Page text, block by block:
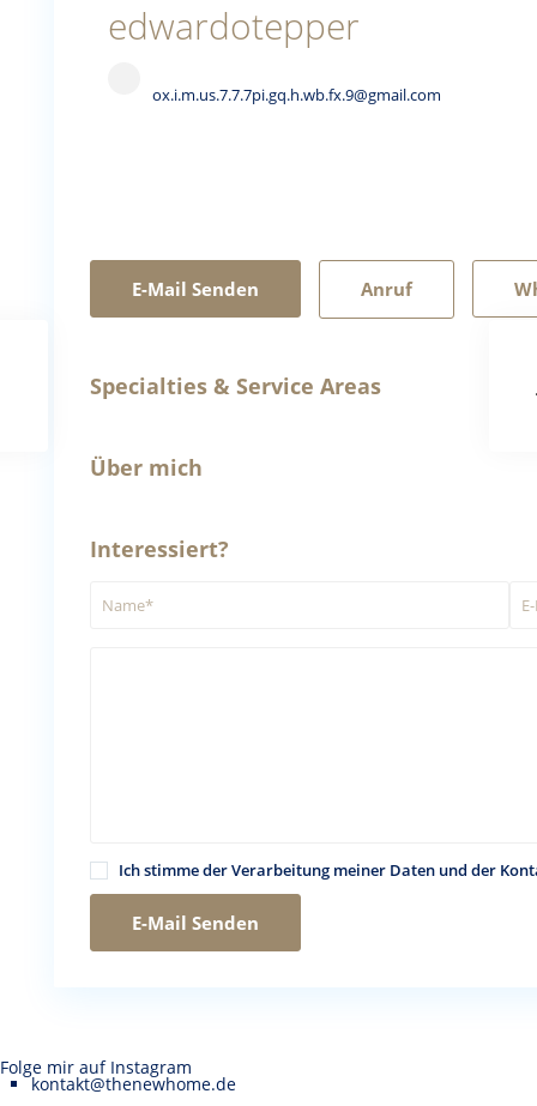
edwardotepper
ox.i.m.us.7.7.7pi.gq.h.wb.fx.9@gmail.com
E-Mail Senden Anruf
Specialties & Service Areas
Über mich
Interessiert?
Ich stimme der Verarbeitung meiner Daten und der
Folge mir auf Instagram
kontakt@thenewhome.de